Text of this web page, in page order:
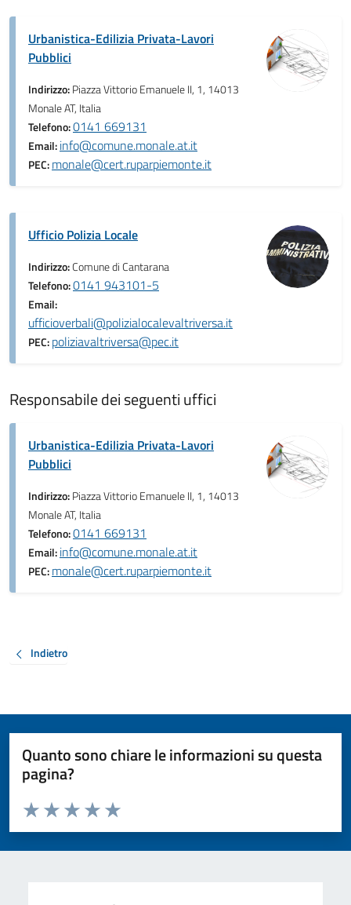
Urbanistica-Edilizia Privata-Lavori
Pubblici
Indirizzo:Piazza Vittorio Emanuele II, 1, 14013
Monale AT, Italia
Telefono:0141 669131
Email:info@comune.monale.at.it
PEC:monale@cert.ruparpiemonte.it
Ufficio Polizia Locale
Indirizzo:Comune di Cantarana
Telefono:0141 943101-5
Email:
ufficioverbali@polizialocalevaltriversa.it
PEC:poliziavaltriversa@pec.it
Responsabile dei seguenti uffici
Urbanistica-Edilizia Privata-Lavori
Pubblici
Indirizzo:Piazza Vittorio Emanuele II, 1, 14013
Monale AT, Italia
Telefono:0141 669131
Email:info@comune.monale.at.it
PEC:monale@cert.ruparpiemonte.it
Indietro
Quanto sono chiare le informazioni su questa
pagina?
Valuta da 1 a 5 stelle la pagina
Valuta 5 stelle su 5
Valuta 4 stelle su 5
Valuta 3 stelle su 5
Valuta 2 stelle su 5
Valuta 1 stelle su 5